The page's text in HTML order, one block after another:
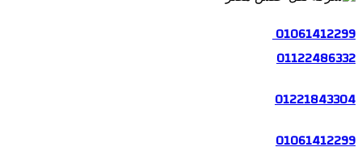
01061412299
01122486332
01221843304
01061412299